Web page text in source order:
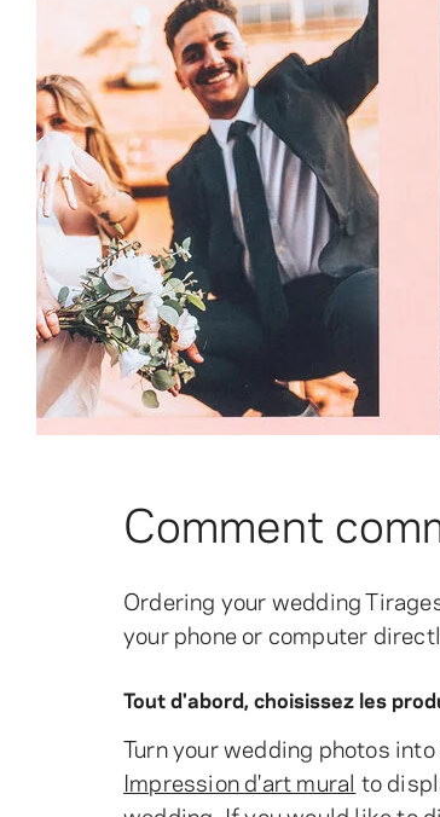
Comment
Ordering your wedding
your phone or computer
Tout d'abord, choisissez les
Turn your wedding photos
Impression d'art mural to